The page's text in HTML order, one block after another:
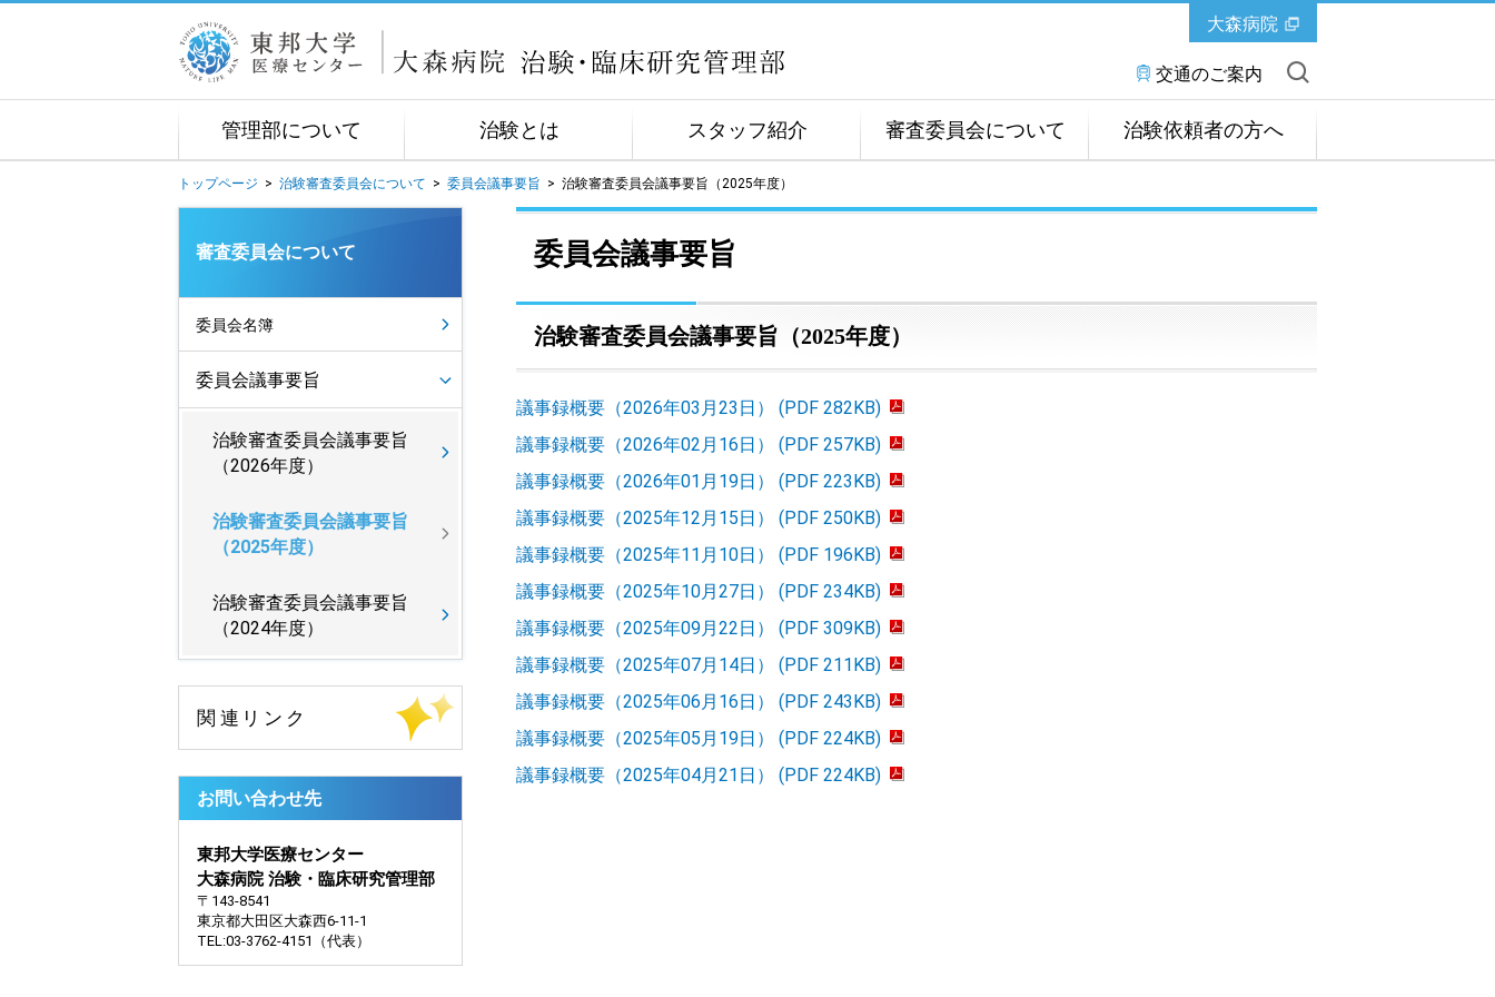
大森病院
交通のご案内
管理部について 治験とは スタッフ紹介 審査委員会について 治験依頼者の方へ
トップページ > 治験審査委員会について > 委員会議事要旨 > 治験審査委員会議事要旨（2025年度）
委員会議事要旨
治験審査委員会議事要旨（2025年度）
議事録概要（2026年03月23日） (PDF 282KB)
議事録概要（2026年02月16日） (PDF 257KB)
議事録概要（2026年01月19日） (PDF 223KB)
議事録概要（2025年12月15日） (PDF 250KB)
議事録概要（2025年11月10日） (PDF 196KB)
議事録概要（2025年10月27日） (PDF 234KB)
議事録概要（2025年09月22日） (PDF 309KB)
議事録概要（2025年07月14日） (PDF 211KB)
議事録概要（2025年06月16日） (PDF 243KB)
議事録概要（2025年05月19日） (PDF 224KB)
議事録概要（2025年04月21日） (PDF 224KB)
審査委員会について
委員会名簿
委員会議事要旨
治験審査委員会議事要旨
（2026年度）
治験審査委員会議事要旨
（2025年度）
治験審査委員会議事要旨
（2024年度）
お問い合わせ先
東邦大学医療センター
大森病院 治験・臨床研究管理部
〒143-8541
東京都大田区大森西6-11-1
TEL:03-3762-4151（代表）